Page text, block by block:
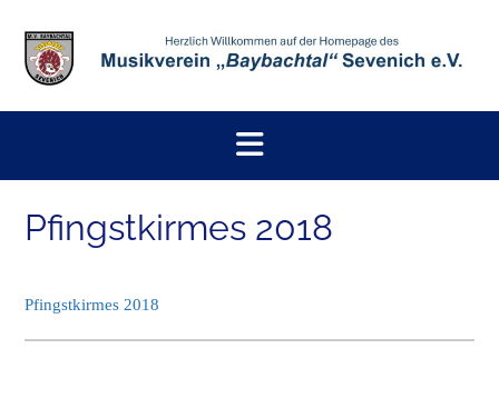
content
Pfingstkirmes 2018
Pfingstkirmes 2018